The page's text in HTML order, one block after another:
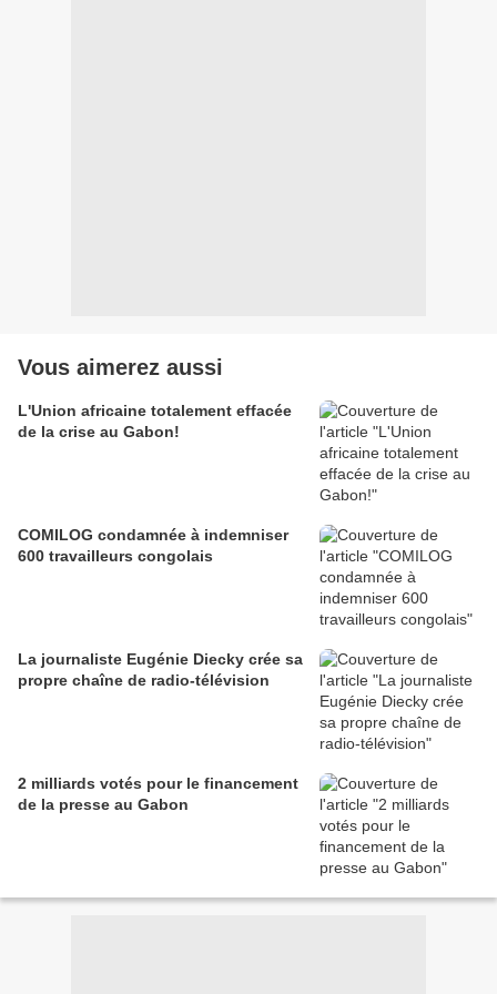
Vous aimerez aussi
L'Union africaine totalement effacée
de la crise au Gabon!
COMILOG condamnée à indemniser
600 travailleurs congolais
La journaliste Eugénie Diecky crée sa
propre chaîne de radio-télévision
2 milliards votés pour le financement
de la presse au Gabon